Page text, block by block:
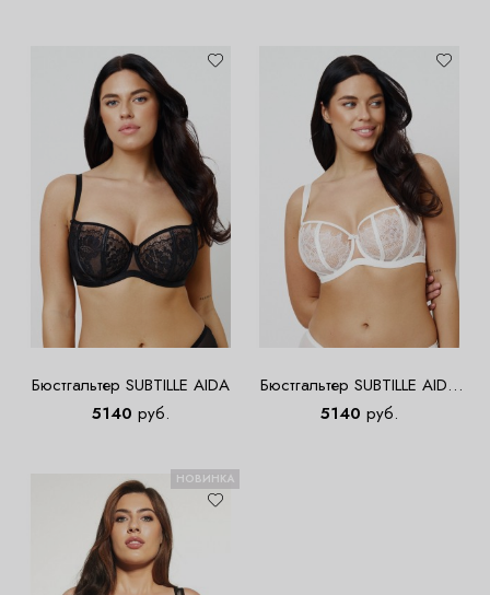
Бюстгальтер SUBTILLE AIDA
5140 руб.
Бюстгальтер SUBTILLE AIDA
МОЛОЧНЫЙ
5140 руб.
НОВИНКА